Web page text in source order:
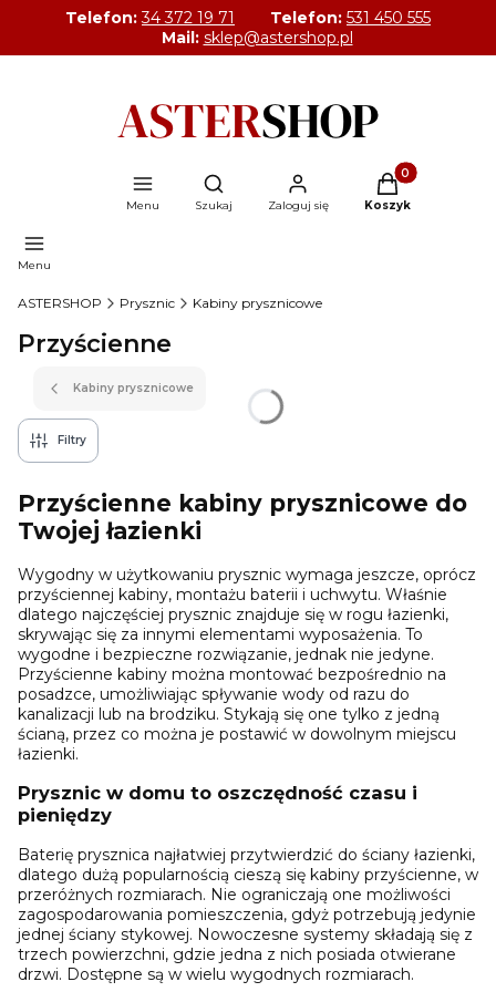
Telefon: 34 372 19 71 Telefon: 531 450 555
Mail: sklep@astershop.pl
Menu
Otwórz wyszukiwarkę
Szukaj Zaloguj się
Produkty w
Koszyk
Menu
ASTERSHOP Prysznic Kabiny prysznicowe
Przyścienne
Kabiny prysznicowe
Filtry
Przyścienne kabiny prysznicowe do
Twojej łazienki
Wygodny w użytkowaniu prysznic wymaga jeszcze, oprócz
przyściennej kabiny, montażu baterii i uchwytu. Właśnie
dlatego najczęściej prysznic znajduje się w rogu łazienki,
skrywając się za innymi elementami wyposażenia. To
wygodne i bezpieczne rozwiązanie, jednak nie jedyne.
Przyścienne kabiny można montować bezpośrednio na
posadzce, umożliwiając spływanie wody od razu do
kanalizacji lub na brodziku. Stykają się one tylko z jedną
ścianą, przez co można je postawić w dowolnym miejscu
łazienki.
Prysznic w domu to oszczędność czasu i
pieniędzy
Baterię prysznica najłatwiej przytwierdzić do ściany łazienki,
dlatego dużą popularnością cieszą się kabiny przyścienne, w
przeróżnych rozmiarach. Nie ograniczają one możliwości
zagospodarowania pomieszczenia, gdyż potrzebują jedynie
jednej ściany stykowej. Nowoczesne systemy składają się z
trzech powierzchni, gdzie jedna z nich posiada otwierane
drzwi. Dostępne są w wielu wygodnych rozmiarach.